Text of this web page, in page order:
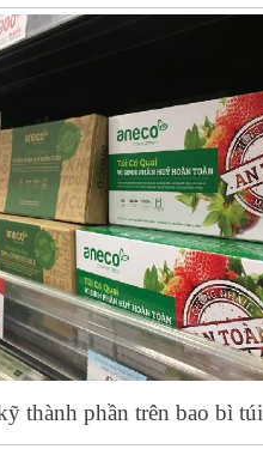
thành phần trên bao bì túi